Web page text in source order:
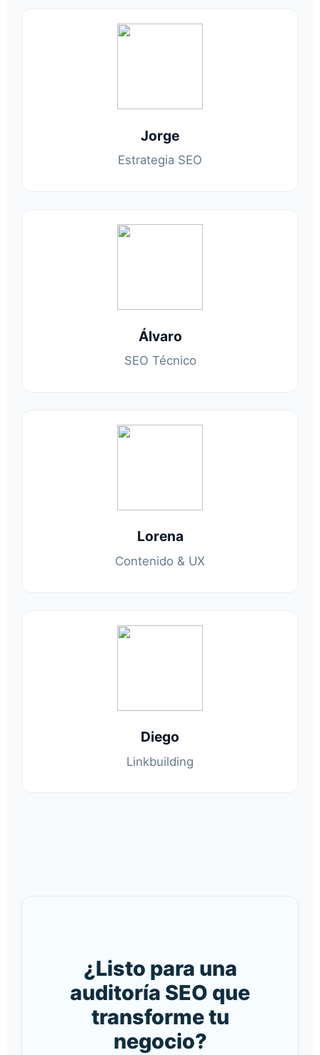
Jorge
Estrategia SEO
Álvaro
SEO Técnico
Lorena
Contenido & UX
Diego
Linkbuilding
¿Listo para una
auditoría SEO que
transforme tu
negocio?